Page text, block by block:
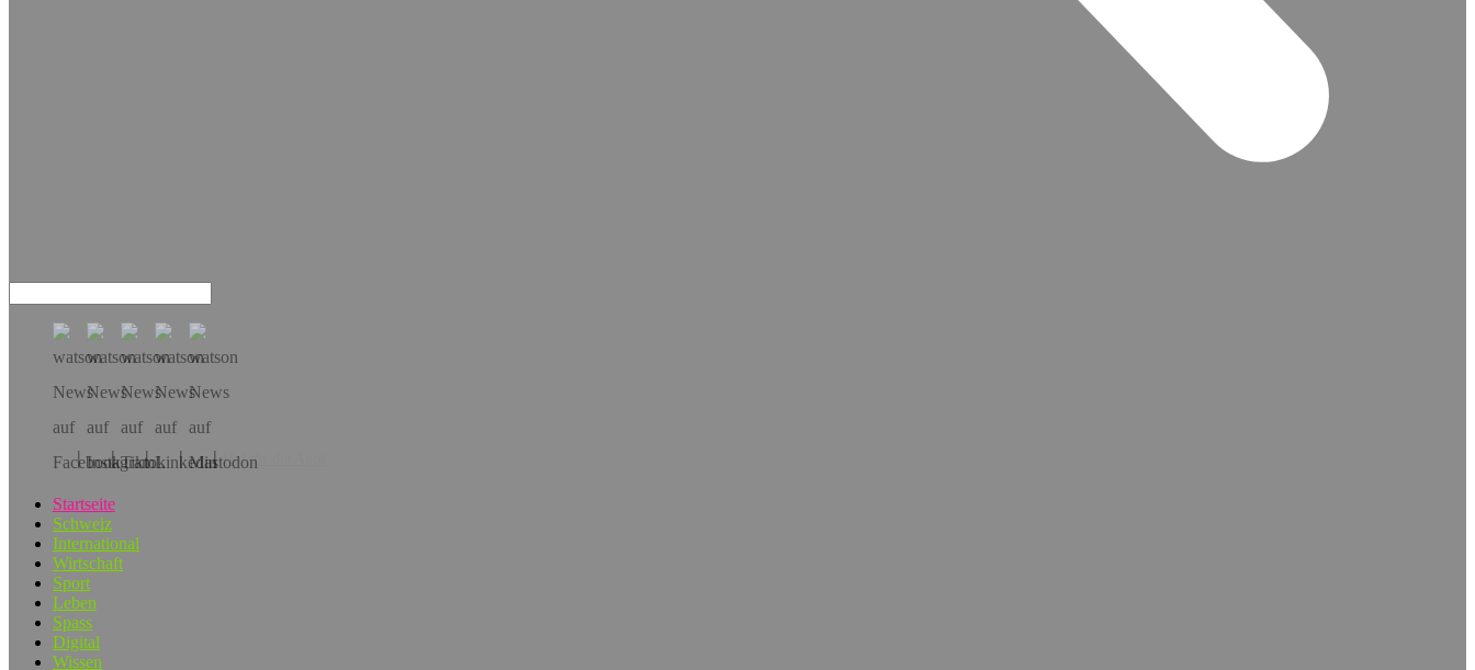
Hol dir die App!
Startseite
Schweiz
International
Wirtschaft
Sport
Leben
Spass
Digital
Wissen